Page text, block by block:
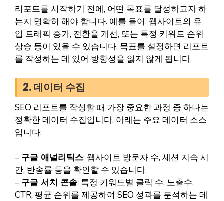
리포트를 시작하기 전에, 어떤 목표를 달성하고자 하
는지 명확히 해야 합니다. 예를 들어, 웹사이트의 유
입 트래픽 증가, 전환율 개선, 또는 특정 키워드 순위
상승 등이 있을 수 있습니다. 목표를 설정하면 리포트
를 작성하는 데 있어 방향성을 잃지 않게 됩니다.
2. 데이터 수집
SEO 리포트를 작성할 때 가장 중요한 과정 중 하나는
정확한 데이터 수집입니다. 아래는 주요 데이터 소스
입니다:
– 구글 애널리틱스: 웹사이트 방문자 수, 세션 지속 시
간, 반송률 등을 확인할 수 있습니다.
– 구글 서치 콘솔: 특정 키워드별 클릭 수, 노출수,
CTR, 평균 순위를 제공하여 SEO 성과를 분석하는 데